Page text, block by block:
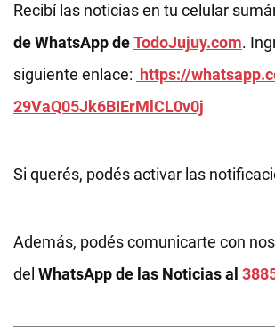
Recibí las noticias en tu celular
de WhatsApp deTodoJujuy.com.
siguiente enlace: https://
29VaQ05Jk6BIErMlCL0v0j
Si querés, podés activar las
Además, podés comunicarte con
del WhatsApp de las Noticias al